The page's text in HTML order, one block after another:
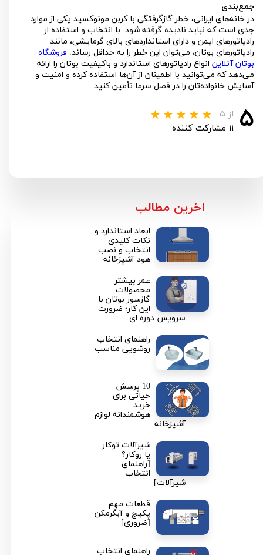
​اخرین مطالب
ابعاد استاندارد و
نکات کلیدی
انتخاب و نصب
هود آشپزخانه
عمر بیشتر
محصولات
گازسوز بوتان با
این کار؛ ضرورت
سرویس دوره ای
راهنمای انتخاب
روشویی مناسب
10 پرسش
حیاتی برای
خرید
هوشمندانه لوازم
آشپزخانه
شیرآلات توکار
یا روکار؟
[راهنمای
انتخاب
شیرآلات]
قطعات مهم
پکیج و آبگرمکن
[ضروری]
راهنمای انتخاب
جمع‌بندی
در خانه‌های ایرانی، خطر گازگرفتگی با کربن مونوکسید یکی از موارد
جدی است که نباید نادیده گرفته شود. با انتخاب و استفاده از
رادیاتورهای ایمن و دارای استانداردهای بالای گرمایشی، مانند
رادیاتورهای بوتان، می‌توان این خطر را به حداقل رساند. فروشگاه
بوتان آنلاین انواع رادیاتورهای استاندارد و باکیفیت بوتان را ارائه
می‌دهد که می‌توانید با اطمینان از آن‌ها استفاده کرده و امنیت و
آسایش خانواده‌تان را در فصل سرما تأمین کنید.
۵ از ۵
۱۱ مشارکت کننده